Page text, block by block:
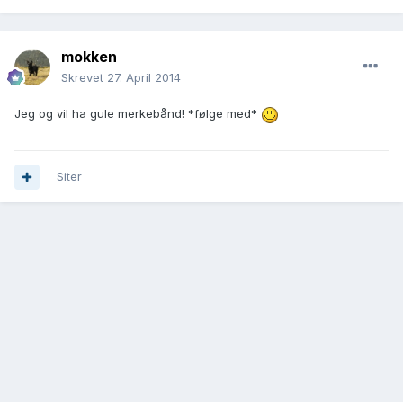
mokken
Skrevet 27. April 2014
Jeg og vil ha gule merkebånd! *følge med*
Siter